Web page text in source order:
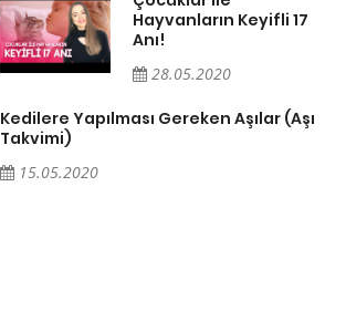
Hayvanların Keyifli 17
Anı!
28.05.2020
Kedilere Yapılması Gereken Aşılar (Aşı
Takvimi)
15.05.2020